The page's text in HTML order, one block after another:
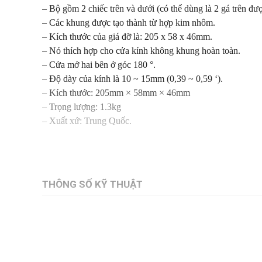
– Bộ gồm 2 chiếc trên và dưới (có thể dùng là 2 gá trên
– Các khung được tạo thành từ hợp kim nhôm.
– Kích thước của giá đỡ là: 205 x 58 x 46mm.
– Nó thích hợp cho cửa kính không khung hoàn toàn.
– Cửa mở hai bên ở góc 180 °.
– Độ dày của kính là 10 ~ 15mm (0,39 ~ 0,59 ‘).
– Kích thước: 205mm × 58mm × 46mm
– Trọng lượng: 1.3kg
– Xuất xứ: Trung Quốc.
THÔNG SỐ KỸ THUẬT